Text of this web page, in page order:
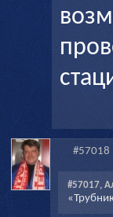
#57018
#57017,